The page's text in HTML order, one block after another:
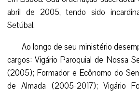
abril de 2005, tendo sido
Setúbal.
Ao longo de seu ministério
cargos: Vigário Paroquial de Nossa
(2005); Formador e Ecônomo do
de Almada (2005-2017); Vigário